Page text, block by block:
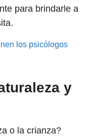
para brindarle a
los psicólogos
y
o la crianza?